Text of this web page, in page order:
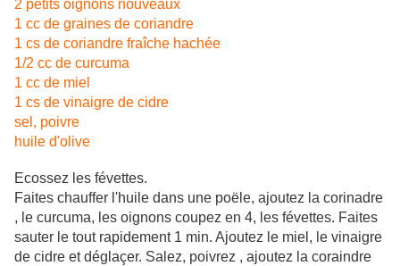
2 petits oignons nouveaux
1 cc de graines de coriandre
1 cs de coriandre fraîche hachée
1/2 cc de curcuma
1 cc de miel
1 cs de vinaigre de cidre
sel, poivre
huile d'olive
Ecossez les févettes.
Faites chauffer l'huile dans une poële, ajoutez la corinadre
, le curcuma, les oignons coupez en 4, les févettes. Faites
sauter le tout rapidement 1 min. Ajoutez le miel, le vinaigre
de cidre et déglaçer. Salez, poivrez , ajoutez la coraindre